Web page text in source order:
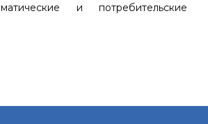
и потребительские